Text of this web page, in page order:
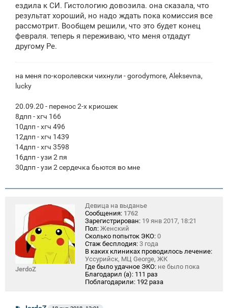
б
щ
н
и
ездила к СИ. Гистологию довозила. она сказала, что
результат хороший, но надо ждать пока комиссия все
рассмотрит. Вообщем решили, что это будет конец
февраля. теперь я переживаю, что меня отдадут
другому Ре.
на меня по-королевски чихнули - gorodymore, Aleksevna,
lucky
20.09.20 - перенос 2-х криошек
8дпп - хгч 166
10дпп - хгч 496
12дпп - хгч 1439
14дпп - хгч 3598
16дпп - узи 2 пя
30дпп - узи 2 сердечка бьются во мне
JerdoZ
Девица на выданье
Сообщения: 1762
Зарегистрирован: 19 янв 2017, 18:21
Пол: Женский
Сколько попыток ЭКО: 0
Стаж бесплодия: 3 года
В каких клиниках проводилось лечение:
Уссурийск, МЦ George, ЖК
Где было удачное ЭКО: не было пока
Благодарил (а): 111 раз
Поблагодарили: 192 раза